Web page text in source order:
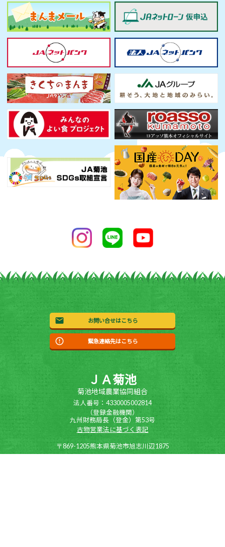
お問い合せはこちら
緊急連絡先はこちら
ＪＡ菊池
菊池地域農業協同組合
法人番号：4330005002814
（登録金融機関）
九州財務局長（登金）第53号
古物営業法に基づく表記
〒869-1205熊本県菊池市旭志川辺1875
0968-23-3500